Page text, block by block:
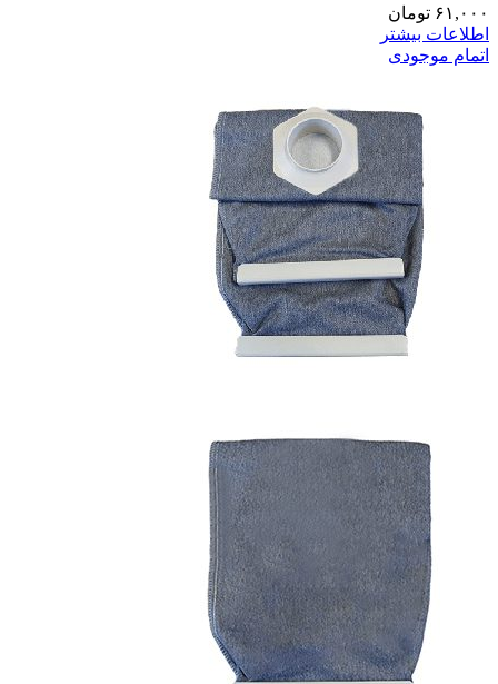
۶۱,۰۰۰ تومان
اطلاعات بیشتر
اتمام موجودی